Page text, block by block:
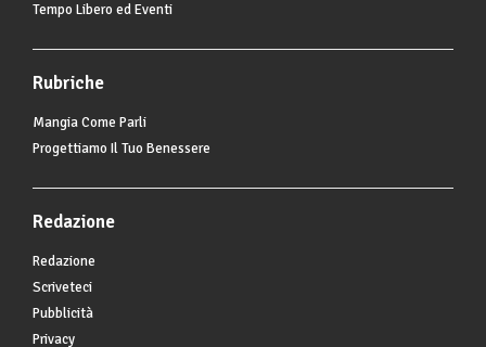
Tempo Libero ed Eventi
Rubriche
Mangia Come Parli
Progettiamo Il Tuo Benessere
Redazione
Redazione
Scriveteci
Pubblicità
Privacy